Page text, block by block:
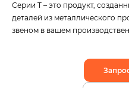
Серии T – это продукт,
деталей из металлического
звеном в вашем